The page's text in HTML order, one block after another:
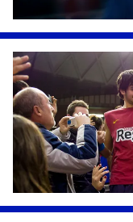
FC Barcelona club badge